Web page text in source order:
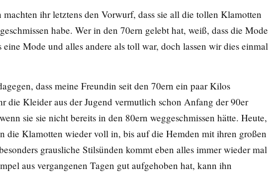
ihr letztens den Vorwurf, dass sie all die tollen Klamotten
habe. Wer in den 70ern gelebt hat, weiß, dass die Mode
Mode und alles andere als toll war, doch lassen wir dies einmal
dass meine Freundin seit den 70ern ein paar Kilos
die Kleider aus der Jugend vermutlich schon Anfang der 90er
sie sie nicht bereits in den 80ern weggeschmissen hätte. Heute,
die Klamotten wieder voll in, bis auf die Hemden mit ihren großen
grausliche Stilsünden kommt eben alles immer wieder mal
aus vergangenen Tagen gut aufgehoben hat, kann ihn